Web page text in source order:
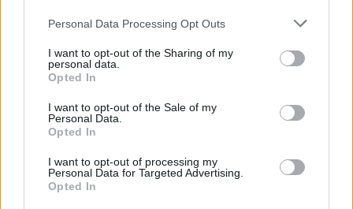
Please note that this website/app uses one or more Google
not limited to your visit or usage behaviour. You may click to
grant or deny consent to Google and its third-party tags to
use your data for below specified purposes in below Google
consent section.
Personal Data Processing Opt Outs
I want to opt-out of the Sharing of my
personal data.
Opted In
I want to opt-out of the Sale of my
Personal Data.
Opted In
I want to opt-out of processing my
Personal Data for Targeted Advertising.
Opted In
pensare a quali opportunità ci riserverà il futuro?
<\/p>
In conclusione, il mercato immobiliare di lusso a
Milano offre numerose opportunità per investitori
e acquirenti. La chiave del successo risiede nella
le tendenze del mercato. Con una visione
strategica e un approccio informato, è possibile